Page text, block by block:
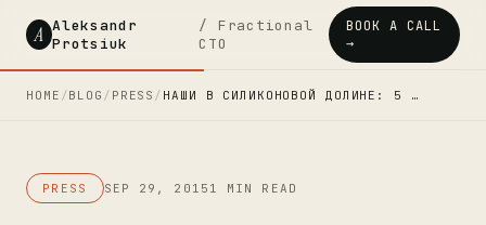
A Aleksandr
Protsiuk
/ Fractional
CTO
BOOK A CALL
→
HOME /BLOG / PRESS / НАШИ В СИЛИКОНОВОЙ ДОЛИНЕ: 5 …
PRESS SEP 29, 2015 1 MIN READ